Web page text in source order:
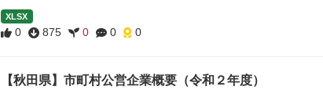
XLSX
0 875 0 0 0
【秋田県】市町村公営企業概要（令和２年度）